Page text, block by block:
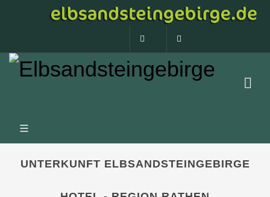
0160 99873408
UNTERKUNFT ELBSANDSTEINGEBIRGE